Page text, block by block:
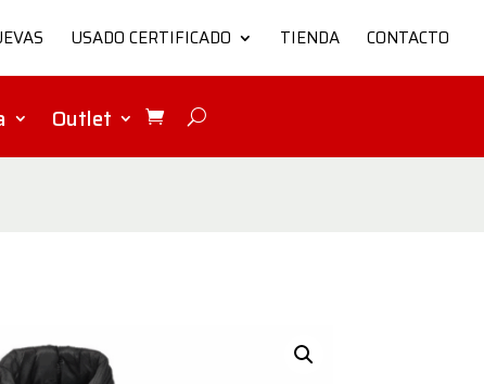
USADO CERTIFICADO TIENDA CONTACTO
Outlet